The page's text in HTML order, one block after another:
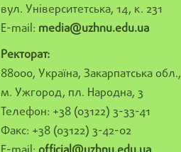
вул. Університетська, 14, к. 231
E-mail: media@uzhnu.edu.ua
Ректорат:
88000, Україна, Закарпатська обл.,
м. Ужгород, пл. Народна, 3
Телефон: +38 (03122) 3-33-41
Факс: +38 (03122) 3-42-02